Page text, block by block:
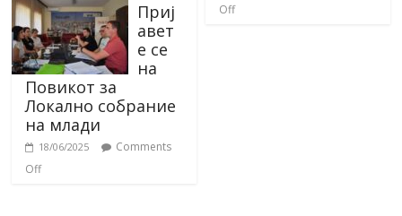
Приј
авет
е се
на
Повикот за
Локално собрание
на млади
18/06/2025
Comments
Off
Off